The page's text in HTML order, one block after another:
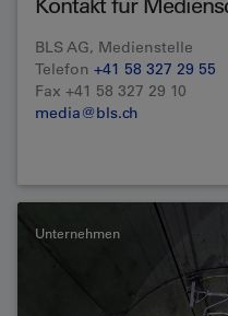
Kontakt für
BLS AG, Medienstelle
Telefon +41 58 327 29 55
Fax +41 58 327 29 10
media@bls.ch
Unternehmen